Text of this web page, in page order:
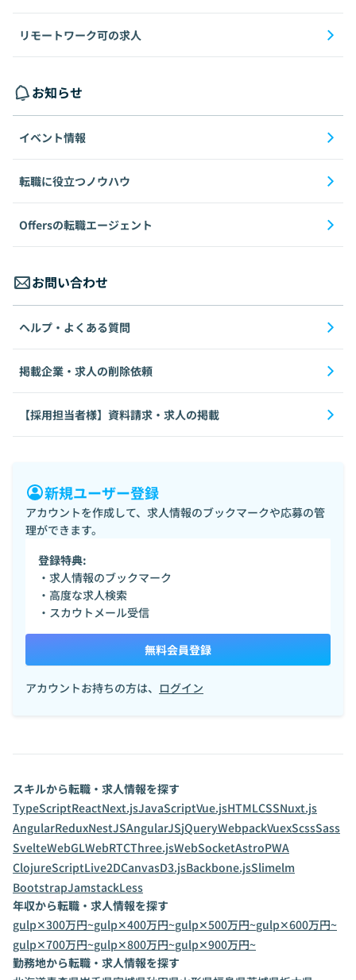
リモートワーク可の求人
お知らせ
イベント情報
転職に役立つノウハウ
Offersの転職エージェント
お問い合わせ
ヘルプ・よくある質問
掲載企業・求人の削除依頼
【採用担当者様】資料請求・求人の掲載
新規ユーザー登録
アカウントを作成して、求人情報のブックマークや応募の管
理ができます。
登録特典:
・求人情報のブックマーク
・高度な求人検索
・スカウトメール受信
無料会員登録
アカウントお持ちの方は、 ログイン
スキルから転職・求人情報を探す
TypeScriptReactNext.jsJavaScriptVue.jsHTMLCSSNuxt.js
AngularReduxNestJSAngularJSjQueryWebpackVuexScssSass
SvelteWebGLWebRTCThree.jsWebSocketAstroPWA
ClojureScriptLive2DCanvasD3.jsBackbone.jsSlimelm
BootstrapJamstackLess
年収から転職・求人情報を探す
gulp✕300万円~gulp✕400万円~gulp✕500万円~gulp✕600万円~
gulp✕700万円~gulp✕800万円~gulp✕900万円~
勤務地から転職・求人情報を探す